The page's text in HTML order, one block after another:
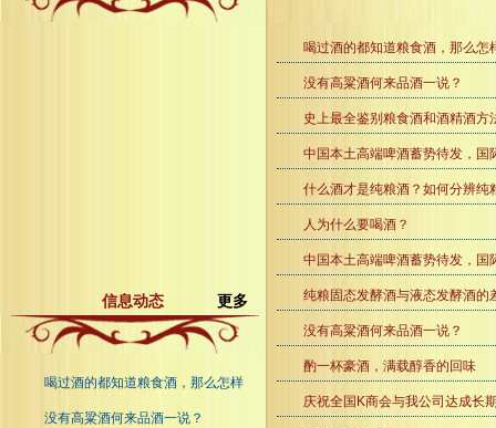
更多
信息动态
喝过酒的都知道粮食酒，那么怎样
没有高粱酒何来品酒一说？
喝过酒的都知道粮食酒，那么怎
没有高粱酒何来品酒一说？
史上最全鉴别粮食酒和酒精酒方
中国本土高端啤酒蓄势待发，国
什么酒才是纯粮酒？如何分辨纯
人为什么要喝酒？
中国本土高端啤酒蓄势待发，国
纯粮固态发酵酒与液态发酵酒的
没有高粱酒何来品酒一说？
酌一杯豪酒，满载醇香的回味
庆祝全国K商会与我公司达成长